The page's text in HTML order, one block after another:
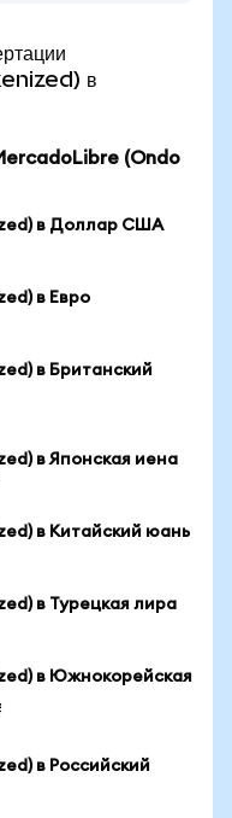
в
(Ondo
в Доллар США
в Евро
в Британский
в Японская иена
в Китайский юань
в Турецкая лира
в Южнокорейская
в Российский